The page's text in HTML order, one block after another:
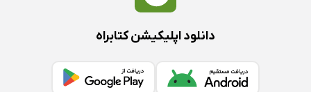
دانلود اپلیکیشن کتابراه